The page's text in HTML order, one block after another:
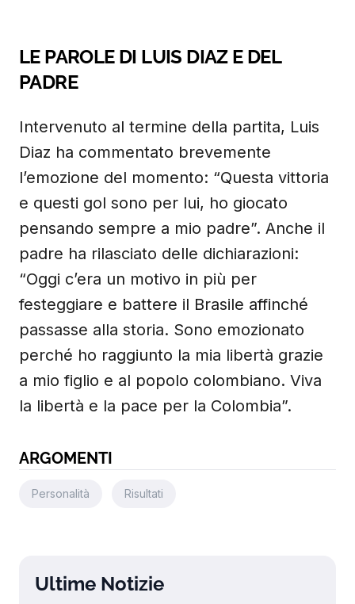
LE PAROLE DI LUIS DIAZ E DEL
PADRE
Intervenuto al termine della partita, Luis
Diaz ha commentato brevemente
l’emozione del momento: “Questa vittoria
e questi gol sono per lui, ho giocato
pensando sempre a mio padre”. Anche il
padre ha rilasciato delle dichiarazioni:
“Oggi c’era un motivo in più per
festeggiare e battere il Brasile affinché
passasse alla storia. Sono emozionato
perché ho raggiunto la mia libertà grazie
a mio figlio e al popolo colombiano. Viva
la libertà e la pace per la Colombia”.
ARGOMENTI
Personalità Risultati
Ultime Notizie